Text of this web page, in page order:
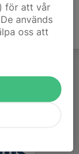
för att vår
används
oss att